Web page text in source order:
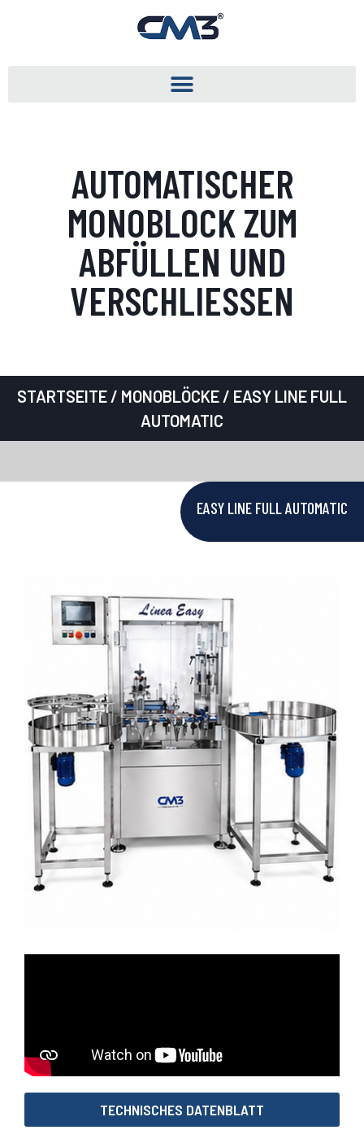
AUTOMATISCHER
MONOBLOCK ZUM
ABFÜLLEN UND
VERSCHLIESSEN
STARTSEITE / MONOBLÖCKE / EASY LINE FULL
AUTOMATIC
EASY LINE FULL AUTOMATIC
TECHNISCHES DATENBLATT